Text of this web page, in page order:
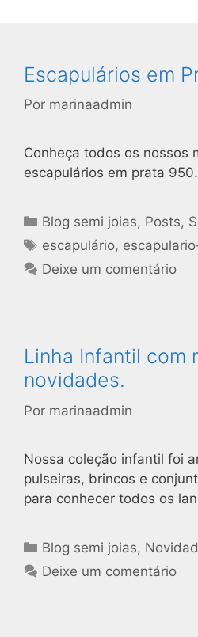
Escapulários em
Por marinaadmin
Conheça todos os nossos
escapulários em prata 950.
Blog semi joias, Posts,
escapulário,
Deixe um comentário
Linha Infantil com
novidades.
Por marinaadmin
Nossa coleção infantil foi
pulseiras, brincos e
para conhecer todos os
Blog semi joias,
Deixe um comentário